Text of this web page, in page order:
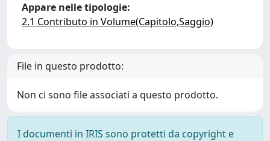
Appare nelle tipologie:
2.1 Contributo in Volume(Capitolo,Saggio)
File in questo prodotto:
Non ci sono file associati a questo prodotto.
I documenti in IRIS sono protetti da copyright e